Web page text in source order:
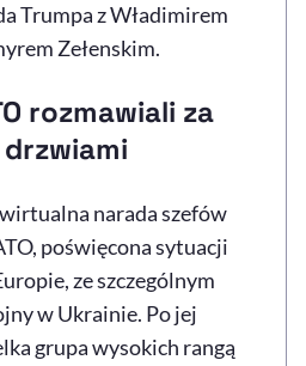
się w nowym oknie
Zgłoś problem
, otwiera się w
Trumpa z Władimirem
Zełenskim.
rozmawiali za
narada szefów
poświęcona sytuacji
ze szczególnym
w Ukrainie. Po jej
grupa wysokich rangą